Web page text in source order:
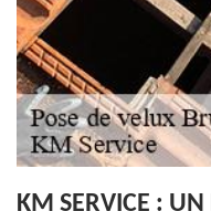
KM SERVICE : UN